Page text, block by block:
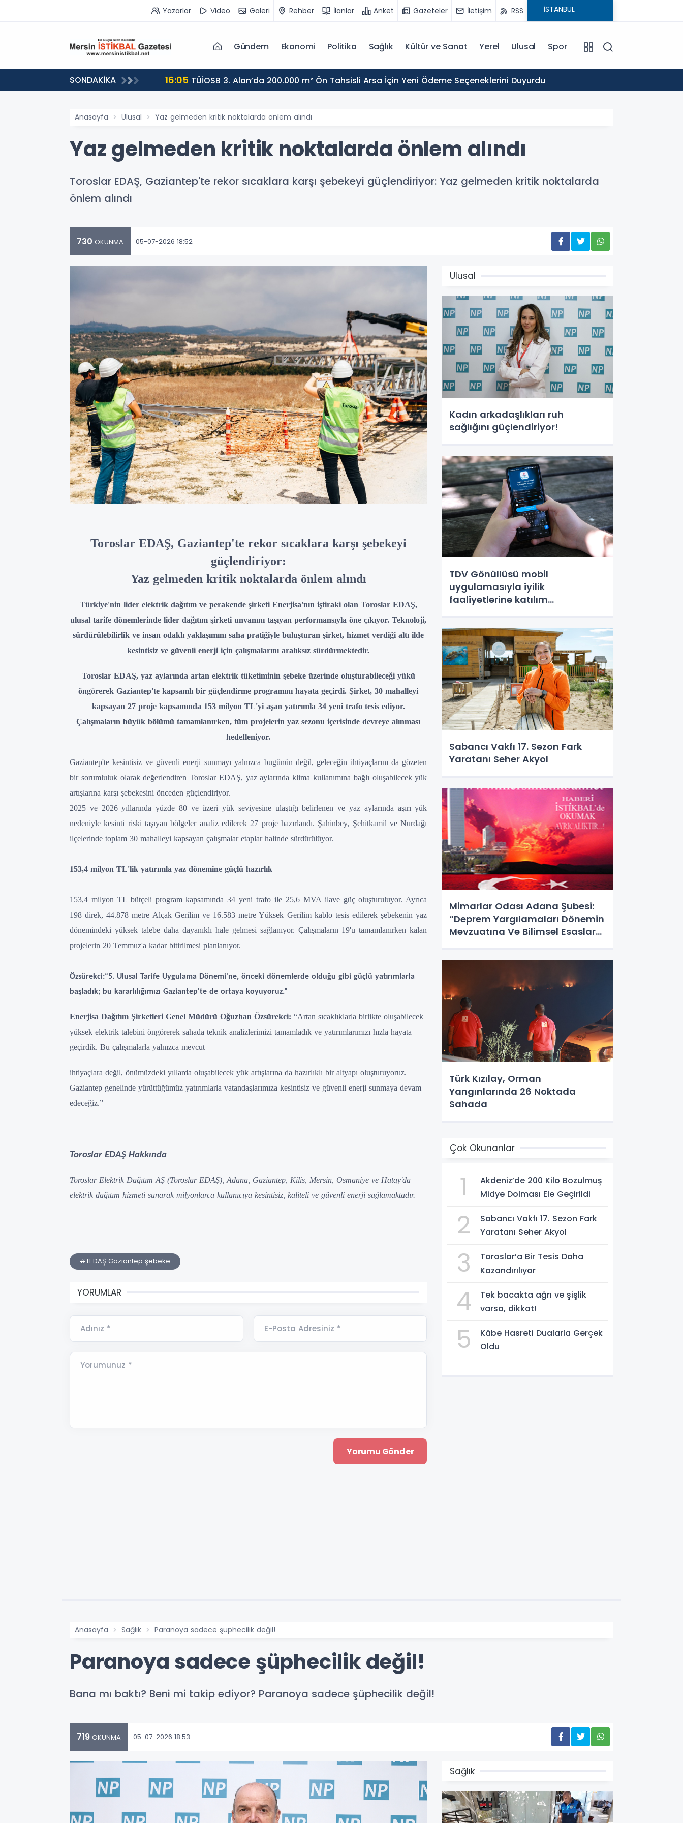
Yazarlar Video Galeri Rehber İlanlar Anket Gazeteler İletişim RSS
Gündem Ekonomi Politika Sağlık Kültür ve Sanat Yerel Ulusal Spor
SONDAKİKA 16:05 TÜİOSB 3. Alan’da 200.000 m² Ön Tahsisli Arsa İçin Yeni Ödeme Seçeneklerini Duyurdu
Anasayfa Ulusal Yaz gelmeden kritik noktalarda önlem alındı
Yaz gelmeden kritik noktalarda önlem alındı
Toroslar EDAŞ, Gaziantep'te rekor sıcaklara karşı şebekeyi güçlendiriyor: Yaz gelmeden kritik noktalarda
önlem alındı
730 OKUNMA 05-07-2026 18:52
Toroslar EDAŞ, Gaziantep'te rekor sıcaklara karşı şebekeyi
güçlendiriyor:
Yaz gelmeden kritik noktalarda önlem alındı
Türkiye'nin lider elektrik dağıtım ve perakende şirketi Enerjisa'nın iştiraki olan Toroslar EDAŞ,
ulusal tarife dönemlerinde lider dağıtım şirketi unvanını taşıyan performansıyla öne çıkıyor. Teknoloji,
sürdürülebilirlik ve insan odaklı yaklaşımını saha pratiğiyle buluşturan şirket, hizmet verdiği altı ilde
kesintisiz ve güvenli enerji için çalışmalarını aralıksız sürdürmektedir.
Toroslar EDAŞ, yaz aylarında artan elektrik tüketiminin şebeke üzerinde oluşturabileceği yükü
öngörerek Gaziantep'te kapsamlı bir güçlendirme programını hayata geçirdi. Şirket, 30 mahalleyi
kapsayan 27 proje kapsamında 153 milyon TL'yi aşan yatırımla 34 yeni trafo tesis ediyor.
Çalışmaların büyük bölümü tamamlanırken, tüm projelerin yaz sezonu içerisinde devreye alınması
hedefleniyor.
Gaziantep'te kesintisiz ve güvenli enerji sunmayı yalnızca bugünün değil, geleceğin ihtiyaçlarını da gözeten
bir sorumluluk olarak değerlendiren Toroslar EDAŞ, yaz aylarında klima kullanımına bağlı oluşabilecek yük
artışlarına karşı şebekesini önceden güçlendiriyor.
2025 ve 2026 yıllarında yüzde 80 ve üzeri yük seviyesine ulaştığı belirlenen ve yaz aylarında aşırı yük
nedeniyle kesinti riski taşıyan bölgeler analiz edilerek 27 proje hazırlandı. Şahinbey, Şehitkamil ve Nurdağı
ilçelerinde toplam 30 mahalleyi kapsayan çalışmalar etaplar halinde sürdürülüyor.
153,4 milyon TL'lik yatırımla yaz dönemine güçlü hazırlık
153,4 milyon TL bütçeli program kapsamında 34 yeni trafo ile 25,6 MVA ilave güç oluşturuluyor. Ayrıca
198 direk, 44.878 metre Alçak Gerilim ve 16.583 metre Yüksek Gerilim kablo tesis edilerek şebekenin yaz
dönemindeki yüksek talebe daha dayanıklı hale gelmesi sağlanıyor. Çalışmaların 19'u tamamlanırken kalan
projelerin 20 Temmuz'a kadar bitirilmesi planlanıyor.
Özsürekci:“5. Ulusal Tarife Uygulama Dönemi'ne, önceki dönemlerde olduğu gibi güçlü yatırımlarla
başladık; bu kararlılığımızı Gaziantep'te de ortaya koyuyoruz.”
Enerjisa Dağıtım Şirketleri Genel Müdürü Oğuzhan Özsürekci: “Artan sıcaklıklarla birlikte oluşabilecek
yüksek elektrik talebini öngörerek sahada teknik analizlerimizi tamamladık ve yatırımlarımızı hızla hayata
geçirdik. Bu çalışmalarla yalnızca mevcut
ihtiyaçlara değil, önümüzdeki yıllarda oluşabilecek yük artışlarına da hazırlıklı bir altyapı oluşturuyoruz.
Gaziantep genelinde yürüttüğümüz yatırımlarla vatandaşlarımıza kesintisiz ve güvenli enerji sunmaya devam
edeceğiz.”
Toroslar EDAŞ Hakkında
Toroslar Elektrik Dağıtım AŞ (Toroslar EDAŞ), Adana, Gaziantep, Kilis, Mersin, Osmaniye ve Hatay'da
elektrik dağıtım hizmeti sunarak milyonlarca kullanıcıya kesintisiz, kaliteli ve güvenli enerji sağlamaktadır.
#TEDAŞ Gaziantep şebeke
YORUMLAR
Adınız * E-Posta Adresiniz *
Yorumunuz *
Ulusal
Kadın arkadaşlıkları ruh
sağlığını güçlendiriyor!
TDV Gönüllüsü mobil
uygulamasıyla iyilik
faaliyetlerine katılım
Sabancı Vakfı 17. Sezon Fark
Yaratanı Seher Akyol
Mimarlar Odası Adana Şubesi:
“Deprem Yargılamaları Dönemin
Mevzuatına Ve Bilimsel Esaslara
Türk Kızılay, Orman
Yangınlarında 26 Noktada
Sahada
Çok Okunanlar
1
Akdeniz’de 200 Kilo Bozulmuş
Midye Dolması Ele Geçirildi
2
Sabancı Vakfı 17. Sezon Fark
Yaratanı Seher Akyol
3
Toroslar’a Bir Tesis Daha
Kazandırılıyor
4
Tek bacakta ağrı ve şişlik
varsa, dikkat!
5
Kâbe Hasreti Dualarla Gerçek
Oldu
Anasayfa Sağlık Paranoya sadece şüphecilik değil!
Paranoya sadece şüphecilik değil!
Bana mı baktı? Beni mi takip ediyor? Paranoya sadece şüphecilik değil!
719 OKUNMA 05-07-2026 18:53
Sağlık